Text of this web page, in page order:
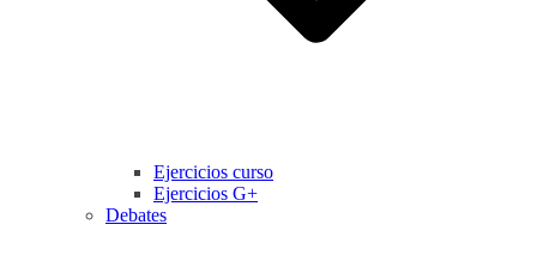
Ejercicios curso
Ejercicios G+
Debates